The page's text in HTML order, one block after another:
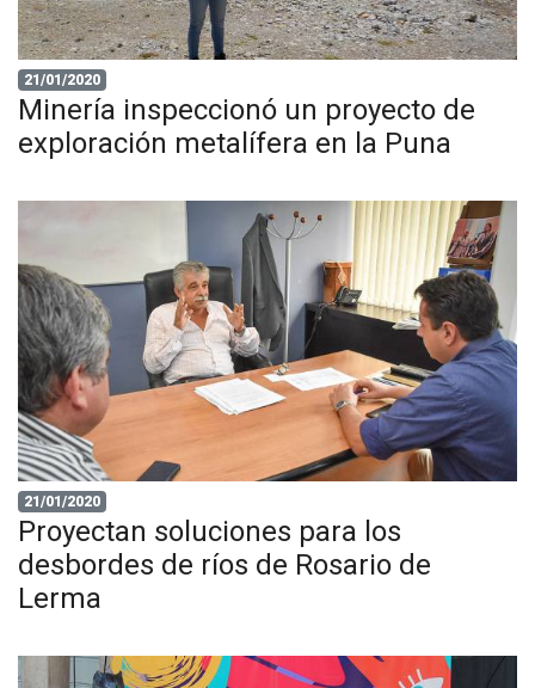
21/01/2020
Minería inspeccionó un proyecto de
exploración metalífera en la Puna
21/01/2020
Proyectan soluciones para los
desbordes de ríos de Rosario de
Lerma